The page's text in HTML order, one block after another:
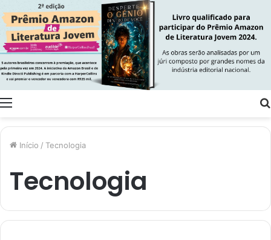
Menu
Início / Tecnologia
Tecnologia